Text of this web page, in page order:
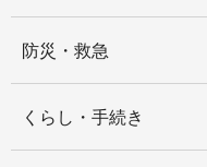
防災・救急
くらし・手続き